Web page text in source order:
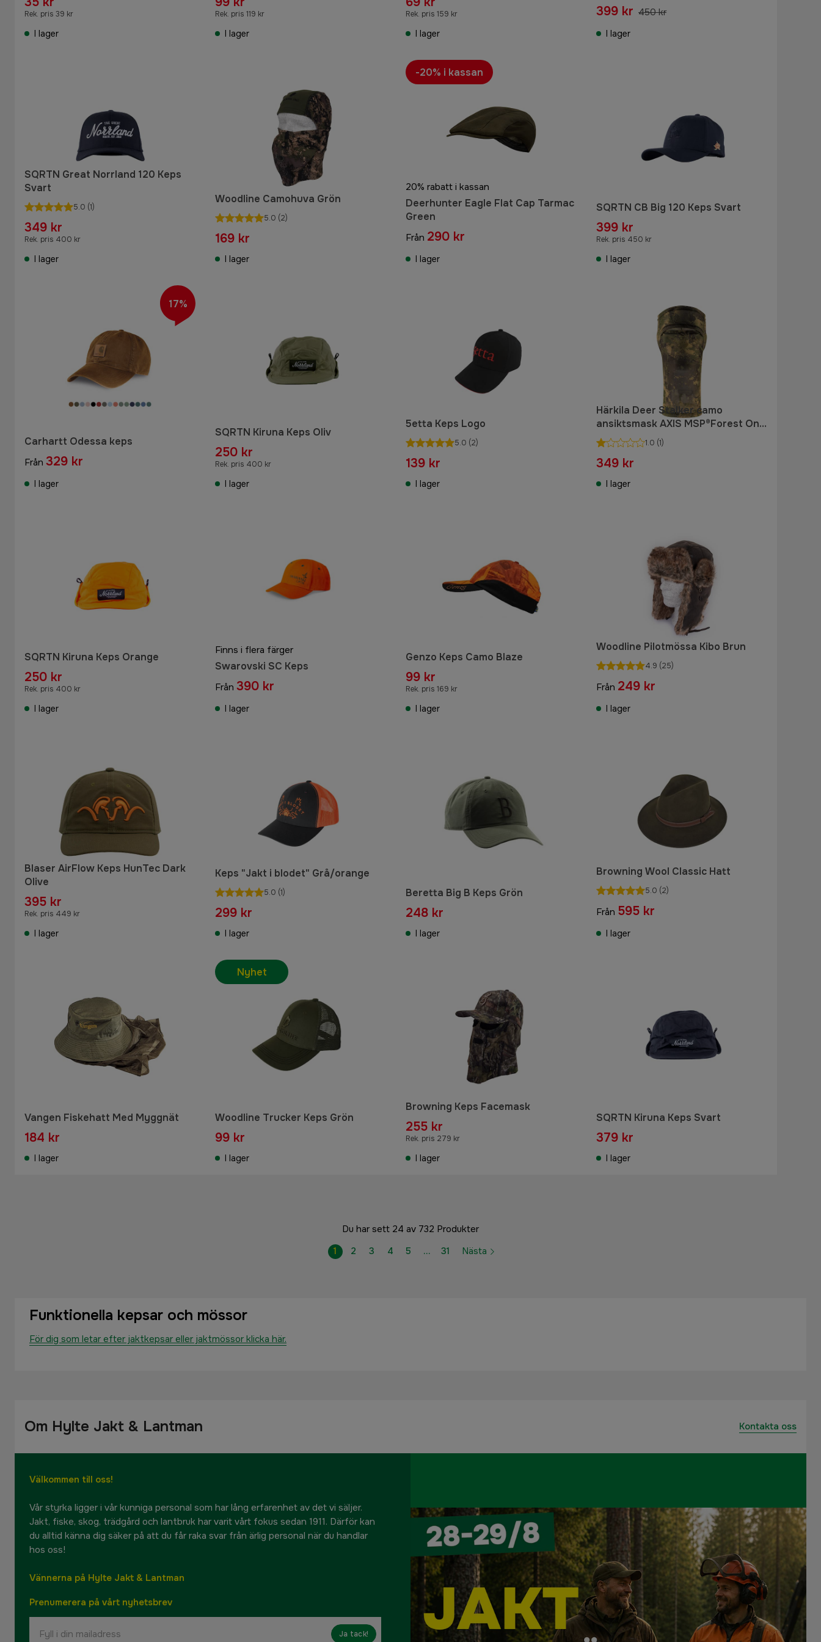
Rek. pris 39 kr
I lager
Rek. pris 119 kr
I lager
Rek. pris 159 kr
I lager
399 kr 450 kr
I lager
SQRTN Great Norrland 120 Keps
Svart
5.0 (1)
349 kr
Rek. pris 400 kr
I lager
Woodline Camohuva Grön
5.0 (2)
169 kr
I lager
20% rabatt i kassan
Deerhunter Eagle Flat Cap Tarmac
Green
Från 290 kr
I lager
-20% i kassan
SQRTN CB Big 120 Keps Svart
399 kr
Rek. pris 450 kr
I lager
Carhartt Odessa keps
Från 329 kr
I lager
17%
SQRTN Kiruna Keps Oliv
250 kr
Rek. pris 400 kr
I lager
5etta Keps Logo
5.0 (2)
139 kr
I lager
Härkila Deer Stalker camo
ansiktsmask AXIS MSP®Forest One
size
1.0 (1)
349 kr
I lager
SQRTN Kiruna Keps Orange
250 kr
Rek. pris 400 kr
I lager
Finns i flera färger
Swarovski SC Keps
Från 390 kr
I lager
Genzo Keps Camo Blaze
99 kr
Rek. pris 169 kr
I lager
Woodline Pilotmössa Kibo Brun
4.9 (25)
Från 249 kr
I lager
Blaser AirFlow Keps HunTec Dark
Olive
395 kr
Rek. pris 449 kr
I lager
Keps "Jakt i blodet" Grå/orange
5.0 (1)
299 kr
I lager
Beretta Big B Keps Grön
248 kr
I lager
Browning Wool Classic Hatt
5.0 (2)
Från 595 kr
I lager
Vangen Fiskehatt Med Myggnät
184 kr
I lager
Woodline Trucker Keps Grön
99 kr
I lager
Nyhet
Browning Keps Facemask
255 kr
Rek. pris 279 kr
I lager
SQRTN Kiruna Keps Svart
379 kr
I lager
Du har sett 24 av 732 Produkter
1
2 3 4 5 … 31 Nästa
Funktionella kepsar och mössor
För dig som letar efter jaktkepsar eller jaktmössor klicka här.
Om Hylte Jakt & Lantman Kontakta oss
Välkommen till oss!
Vår styrka ligger i vår kunniga personal som har lång erfarenhet av det vi säljer.
Jakt, fiske, skog, trädgård och lantbruk har varit vårt fokus sedan 1911. Därför kan
du alltid känna dig säker på att du får raka svar från ärlig personal när du handlar
hos oss!
Vännerna på Hylte Jakt & Lantman
Prenumerera på vårt nyhetsbrev
Ja tack!